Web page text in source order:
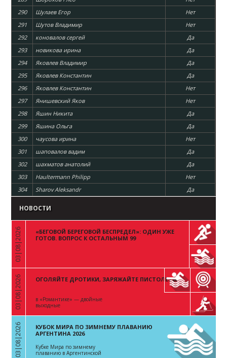
290
Шулаев Егор
Нет
291
Шутов Владимир
Нет
292
коновалов сергей
Да
293
новикова ирина
Да
294
Яковлев Владимир
Да
295
Яковлев Константин
Да
296
Яковлев Константин
Нет
297
Янишевский Яков
Нет
298
Яшин Никита
Да
299
Яшина Ольга
Да
300
чаусова ирина
Нет
301
шаповалов вадим
Да
302
шахматов анатолий
Да
303
Haultermann Philipp
Нет
304
Sharov Aleksandr Да
НОВОСТИ
«
03|08|2026
«БЕГОВОЙ БЕРЕГОВОЙ БЕСПРЕДЕЛ»: ОДИН УЖЕ
ГОТОВ. ВОПРОС К ОСТАЛЬНЫМ 99
«
03|08|2026 ОГОЛЯЙТЕ ДРОТИКИ, ЗАРЯЖАЙТЕ ПИСТОЛЕТЫ
в «Романтике» — двойные
выходные
«
03|08|2026
КУБОК МИРА ПО ЗИМНЕМУ ПЛАВАНИЮ
АРГЕНТИНА 2026
Кубке Мира по зимнему
плаванию в Аргентинской